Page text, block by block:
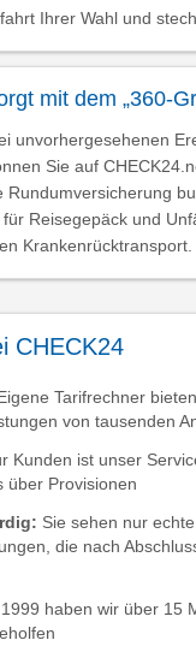
Ihrer Wahl und
mit dem „360-
unvorhergesehenen
Sie auf
Rundumversicherung
Reisegepäck und
Krankenrücktransport.
CHECK24
Tarifrechner
von tausenden
Kunden ist unser
über Provisionen
Sie sehen nur echte
die nach
haben wir über 15